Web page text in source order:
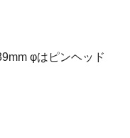
φはピンヘッド